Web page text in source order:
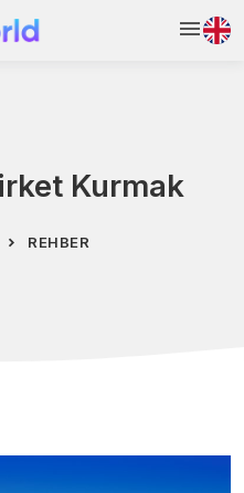
Kurmak
REHBER